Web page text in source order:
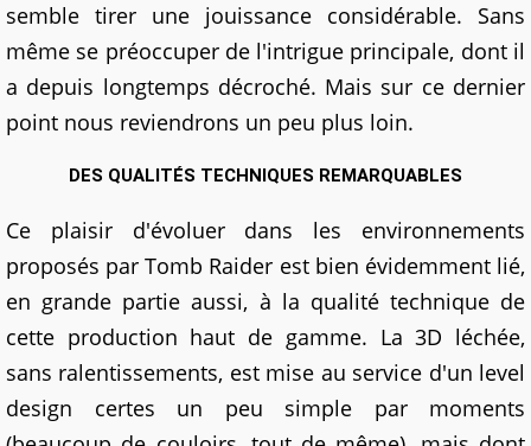
semble tirer une jouissance considérable. Sans
même se préoccuper de l'intrigue principale, dont il
a depuis longtemps décroché. Mais sur ce dernier
point nous reviendrons un peu plus loin.
DES QUALITÉS TECHNIQUES REMARQUABLES
Ce plaisir d'évoluer dans les environnements
proposés par Tomb Raider est bien évidemment lié,
en grande partie aussi, à la qualité technique de
cette production haut de gamme. La 3D léchée,
sans ralentissements, est mise au service d'un level
design certes un peu simple par moments